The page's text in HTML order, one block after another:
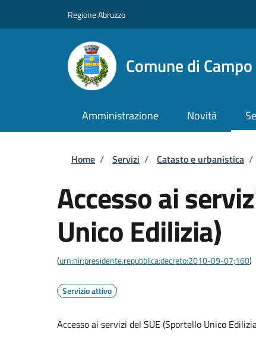
Regione Abruzzo
Comune di
Amministrazione Novità
Briciole di pane
Home / Servizi / Catasto e urbanistica /
Accesso ai
Unico Edilizia)
(urn:nir:presidente.repubblica:decreto:2010-09-07;160)
Servizio attivo
Accesso ai servizi del SUE (Sportello Unico